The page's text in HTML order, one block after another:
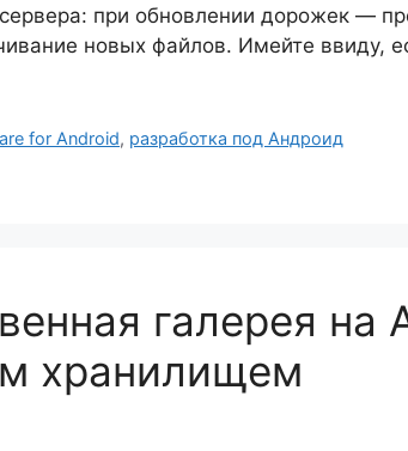
при обновлении дорожек —
новых файлов. Имейте ввиду,
for Android, разработка под Андроид
галерея на
хранилищем